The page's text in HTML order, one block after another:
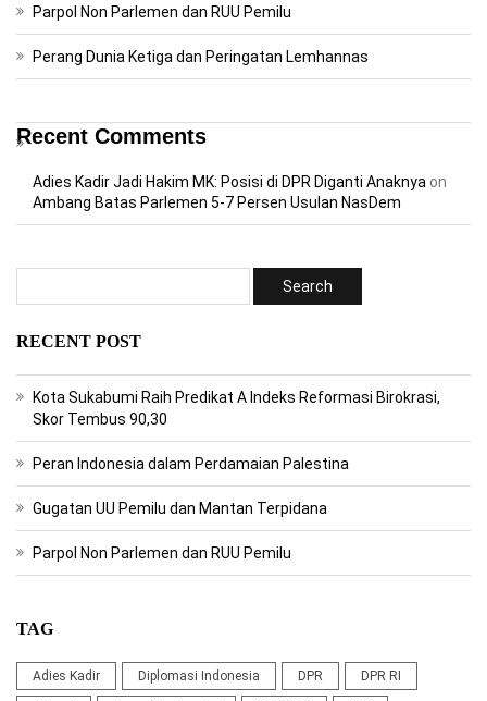
Parpol Non Parlemen dan RUU Pemilu
Perang Dunia Ketiga dan Peringatan Lemhannas
Recent Comments
Adies Kadir Jadi Hakim MK: Posisi di DPR Diganti Anaknya on
Ambang Batas Parlemen 5-7 Persen Usulan NasDem
RECENT POST
Kota Sukabumi Raih Predikat A Indeks Reformasi Birokrasi,
Skor Tembus 90,30
Peran Indonesia dalam Perdamaian Palestina
Gugatan UU Pemilu dan Mantan Terpidana
Parpol Non Parlemen dan RUU Pemilu
TAG
Adies Kadir Diplomasi Indonesia DPR DPR RI